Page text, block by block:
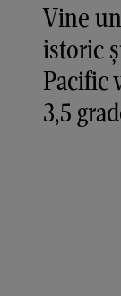
Vine
istoric
Pacific
3,5